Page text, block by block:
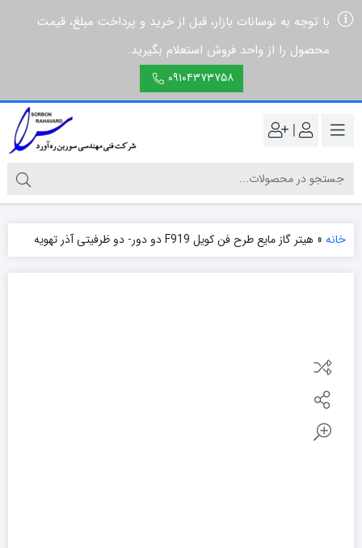
با توجه به نوسانات بازار، قبل از خرید و پرداخت مبلغ، قیمت
محصول را از واحد فروش استعلام بگیرید.
۰۹۱۰۴۳۷۳۷۵۸
|
خانه » هیتر گاز مایع طرح فن کویل F919 دو دور- دو ظرفیتی آذر تهویه